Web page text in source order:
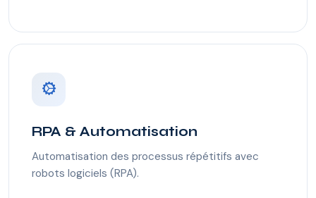
RPA & Automatisation
Automatisation des processus répétitifs avec
robots logiciels (RPA).